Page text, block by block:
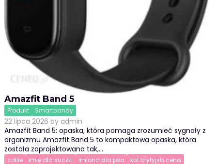
Amazfit Band 5
Produkt Smartbandy
22 lipca 2026 by admin
Amazfit Band 5: opaska, która pomaga zrozumieć sygnały z
organizmu Amazfit Band 5 to kompaktowa opaska, która
została zaprojektowana tak,…
collie imię dla suczki imiona dla psa kot brytyjski cena